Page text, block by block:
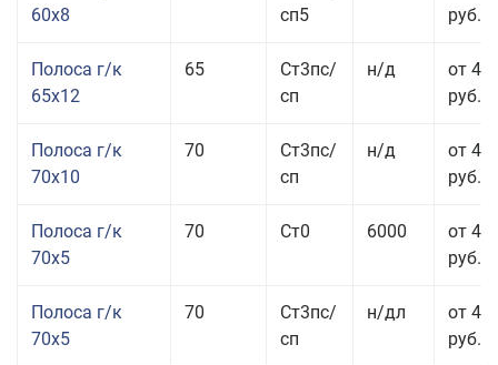
60x8
сп5
руб.
Полоса г/к
65x12
65
Ст3пс/
сп
н/д
от 42
руб.
Полоса г/к
70x10
70
Ст3пс/
сп
н/д
от 42
руб.
Полоса г/к
70x5
70 Ст0 6000
от 44
руб.
Полоса г/к
70x5
70
Ст3пс/
сп
н/дл
от 44
руб.